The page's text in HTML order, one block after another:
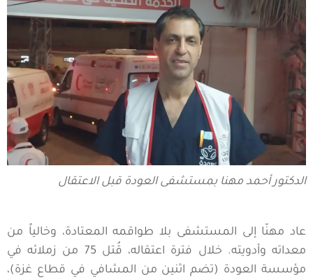
الدكتور أحمد مهنا بمستشفى العودة قبل الاعتقال
عاد مهنّا إلى المستشفى بلا طواقمه المعتادة، وخالياً من
معداته وأدويته. خلال فترة اعتقاله، قُتل 75 من زملائه في
مؤسسة العودة (تضم اثنين من المشافي في قطاع غزة)،